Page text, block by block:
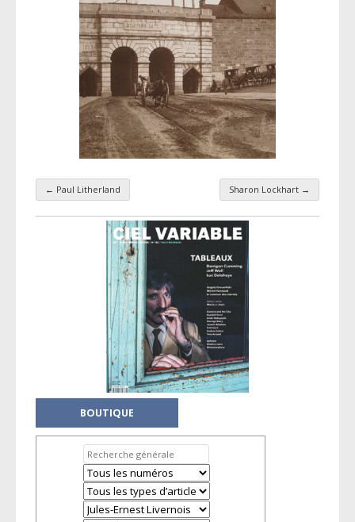
Navigation par taxonomie
← Paul Litherland Sharon Lockhart →
BOUTIQUE